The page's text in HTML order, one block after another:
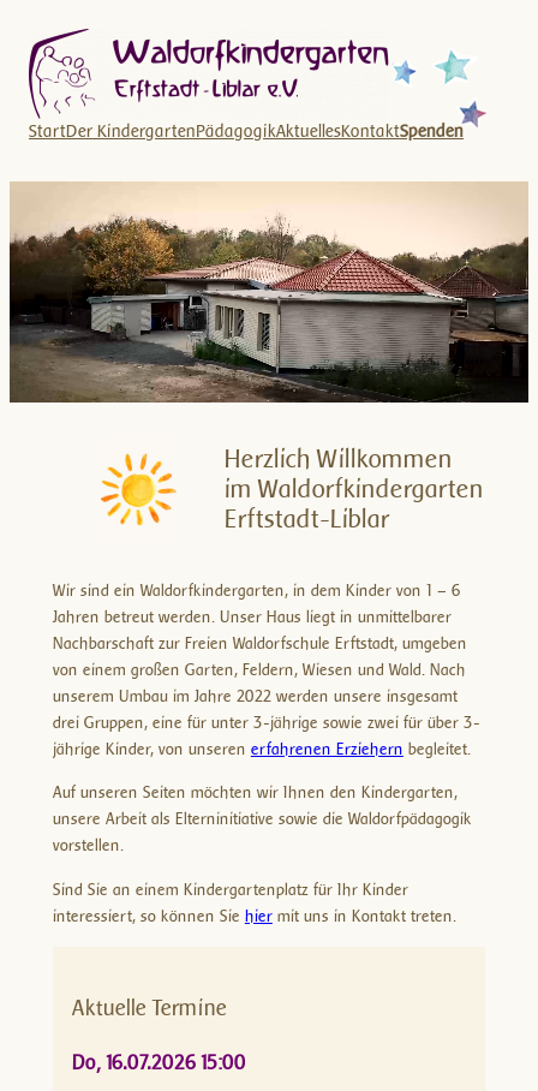
Inhalt
springen
Start Der KindergartenPädagogikAktuellesKontaktSpenden
Herzlich Willkommen
im Waldorfkindergarten
Erftstadt-Liblar
Wir sind ein Waldorfkindergarten, in dem Kinder von 1 – 6
Jahren betreut werden. Unser Haus liegt in unmittelbarer
Nachbarschaft zur Freien Waldorfschule Erftstadt, umgeben
von einem großen Garten, Feldern, Wiesen und Wald. Nach
unserem Umbau im Jahre 2022 werden unsere insgesamt
drei Gruppen, eine für unter 3-jährige sowie zwei für über 3-
jährige Kinder, von unseren erfahrenen Erziehern begleitet.
Auf unseren Seiten möchten wir Ihnen den Kindergarten,
unsere Arbeit als Elterninitiative sowie die Waldorfpädagogik
vorstellen.
Sind Sie an einem Kindergartenplatz für Ihr Kinder
interessiert, so können Sie hiermit uns in Kontakt treten.
Aktuelle Termine
Do, 16.07.2026 15:00